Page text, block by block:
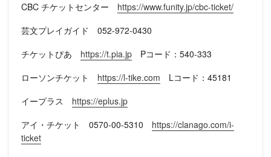
CBC チケットセンター https://www.funity.jp/cbc-ticket/
芸文プレイガイド 052-972-0430
チケットぴあ https://t.pia.jp Pコード：540-333
ローソンチケット https://l-tike.com Lコード：45181
イープラス https://eplus.jp
アイ・チケット 0570-00-5310 https://clanago.com/i-
ticket